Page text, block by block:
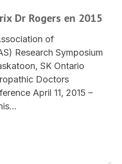
Dr Rogers en 2015
of
Research Symposium
SK Ontario
Doctors
April 11, 2015 –